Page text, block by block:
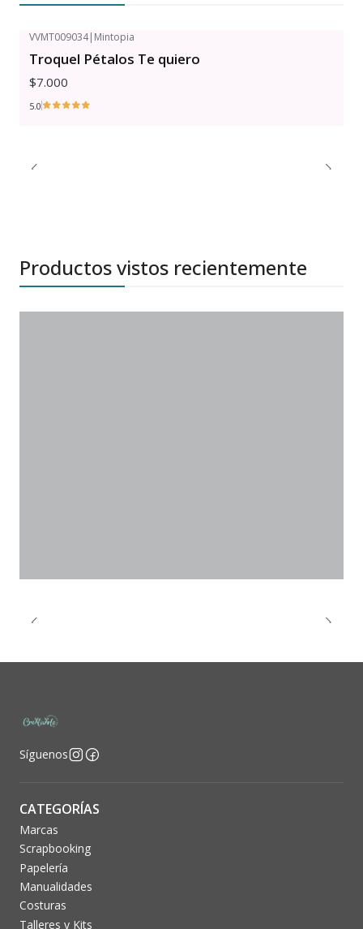
VVMT009034| Mintopia
Troquel Pétalos Te quiero
$7.000
5.0
Productos vistos recientemente
Síguenos
CATEGORÍAS
Marcas
Scrapbooking
Papelería
Manualidades
Costuras
Talleres y Kits